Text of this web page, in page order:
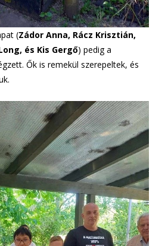
(Zádor Anna, Rácz Krisztián,
és Kis Gergő) pedig a
Ők is remekül szerepeltek, és